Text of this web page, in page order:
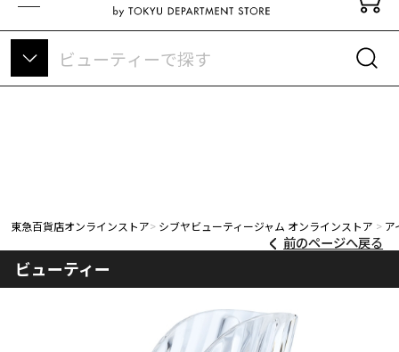
東急百貨店オンラインストアについて
東急百貨店オンラインストア シブヤビューティージャム オンラインストア ア
前のページへ戻る
ビューティー